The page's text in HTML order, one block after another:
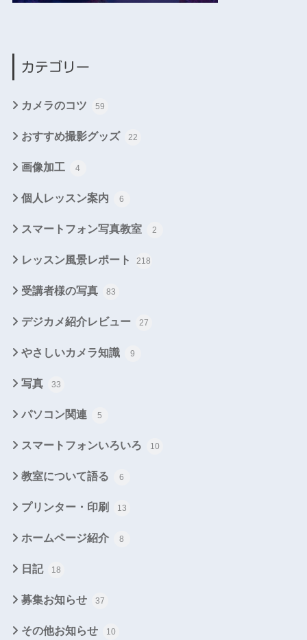
カテゴリー
カメラのコツ 59
おすすめ撮影グッズ 22
画像加工 4
個人レッスン案内 6
スマートフォン写真教室 2
レッスン風景レポート 218
受講者様の写真 83
デジカメ紹介レビュー 27
やさしいカメラ知識 9
写真 33
パソコン関連 5
スマートフォンいろいろ 10
教室について語る 6
プリンター・印刷 13
ホームページ紹介 8
日記 18
募集お知らせ 37
その他お知らせ 10